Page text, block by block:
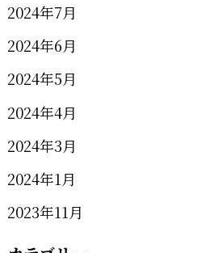
2024年7月
2024年6月
2024年5月
2024年4月
2024年3月
2024年1月
2023年11月